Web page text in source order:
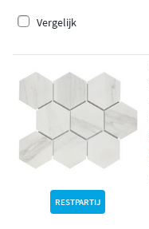
Vergelijk
RESTPARTIJ